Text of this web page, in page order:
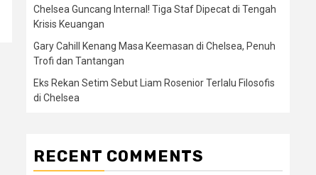
Chelsea Guncang Internal! Tiga Staf Dipecat di Tengah
Krisis Keuangan
Gary Cahill Kenang Masa Keemasan di Chelsea, Penuh
Trofi dan Tantangan
Eks Rekan Setim Sebut Liam Rosenior Terlalu Filosofis
di Chelsea
RECENT COMMENTS